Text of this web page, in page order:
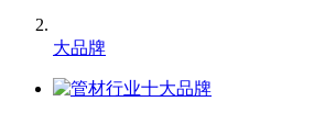
大品牌